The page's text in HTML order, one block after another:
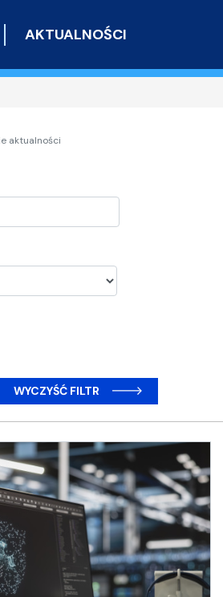
do
AKTUALNOŚCI
aktualności
WYCZYŚĆ FILTR